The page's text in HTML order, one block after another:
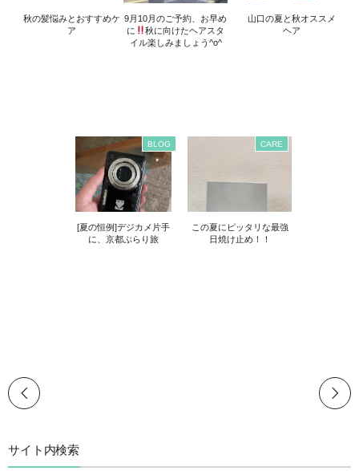
秋の髪悩みとおすすめケ
ア
9月10月のご予約、お早め
に
秋に向けたヘアスタ
イル楽しみましょう^o^
山口の夏と秋オススメ
ヘア
BLOG
[夏の恒例]デジカメ片手
に、京都ぶらり旅
CARE
この夏にピッタリな最強
日焼け止め！！
サイト内検索